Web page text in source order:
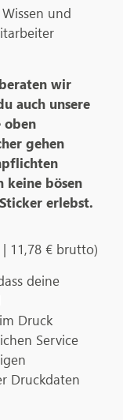
und
wir
auch unsere
oben
gehen
keine bösen
erlebst.
11,78 € brutto)
deine
Druck
Service
Druckdaten